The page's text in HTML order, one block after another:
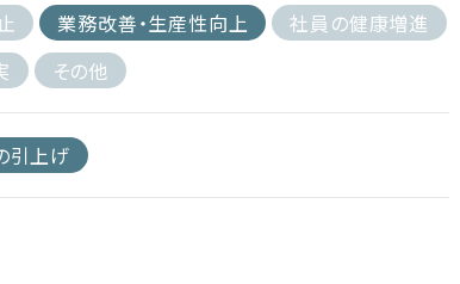
業務改善・生産性向上
社員の健康増進
その他
引上げ